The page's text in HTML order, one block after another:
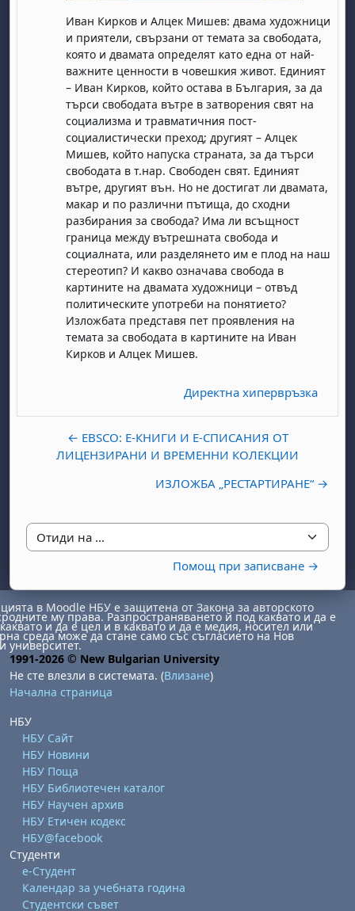
Иван Кирков и Алцек Мишев: двама художници
и приятели, свързани от темата за свободата,
която и двамата определят като една от най-
важните ценности в човешкия живот. Единият
– Иван Кирков, който остава в България, за да
търси свободата вътре в затворения свят на
социализма и травматичния пост-
социалистически преход; другият – Алцек
Мишев, който напуска страната, за да търси
свободата в т.нар. Свободен свят. Единият
вътре, другият вън. Но не достигат ли двамата,
макар и по различни пътища, до сходни
разбирания за свобода? Има ли всъщност
граница между вътрешната свобода и
социалната, или разделянето им е плод на наш
стереотип? И какво означава свобода в
картините на двамата художници – отвъд
политическите употреби на понятието?
Изложбата представя пет проявления на
темата за свободата в картините на Иван
Кирков и Алцек Мишев.
Директна хипервръзка
← EBSCO: Е-КНИГИ И Е-СПИСАНИЯ ОТ
ЛИЦЕНЗИРАНИ И ВРЕМЕННИ КОЛЕКЦИИ
ИЗЛОЖБА „РЕСТАРТИРАНЕ“ →
Отиди на ...
Помощ при записване →
1 август
неделя, 2 август
неделя, 9 август
август
август
22 август
неделя, 23 август
29 август
неделя, 30 август
в Moodle НБУ е защитена от Закона за авторското
му права. Разпространяването й под каквато и да е
и да е цел и в каквато и да е медия, носител или
среда може да стане само със съгласието на Нов
университет.
1991-2026 © New Bulgarian University
Не сте влезли в системата. (Влизане)
Начална страница
НБУ
НБУ Сайт
НБУ Новини
НБУ Поща
НБУ Библиотечен каталог
НБУ Научен архив
НБУ Етичен кодекс
НБУ@facebook
Студенти
е-Студент
Календар за учебната година
Студентски съвет